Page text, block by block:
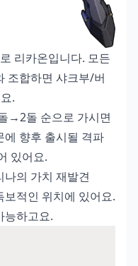
리카온입니다. 모든
조합하면 샤크부/버
.
→2돌 순으로 가시면
에 향후 출시될 격파
있어요.
의 가치 재발견
적인 위치에 있어요.
능하고요.